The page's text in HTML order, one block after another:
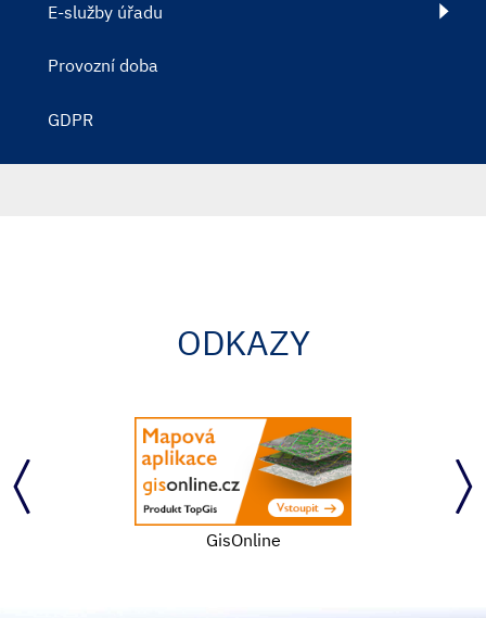
E-služby úřadu
Provozní doba
GDPR
ODKAZY
GisOnline